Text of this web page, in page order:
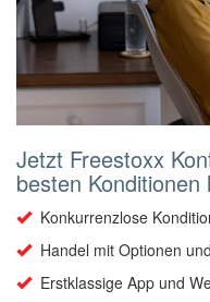
Jetzt Freestoxx
besten Konditionen
Konkurrenzlose
Handel mit Optionen
Erstklassige App und